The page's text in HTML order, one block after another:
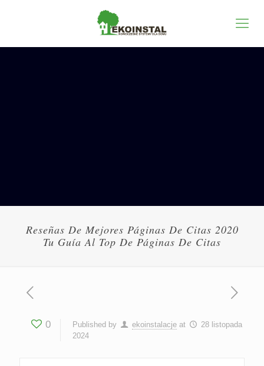
Reseñas De Mejores Páginas De Citas 2020
Tu Guía Al Top De Páginas De Citas
0 Published by ekoinstalacje at
28 listopada
2024